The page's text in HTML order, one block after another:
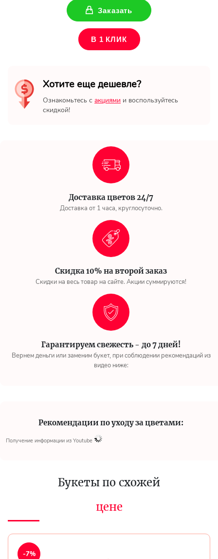
Заказать
В 1 КЛИК
Хотите еще дешевле?
Ознакомьтесь с акциями и воспользуйтесь
скидкой!
Доставка цветов 24/7
Доставка от 1 часа, круглосуточно.
Скидка 10% на второй заказ
Скидки на весь товар на сайте. Акции суммируются!
Гарантируем свежесть - до 7 дней!
Вернем деньги или заменим букет, при соблюдении рекомендаций из
видео ниже:
Рекомендации по уходу за цветами:
Получение информации из Youtube
Букеты по схожей
цене
-7%